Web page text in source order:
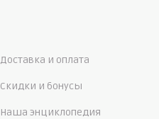
Доставка и оплата
Скидки и бонусы
Наша энциклопедия